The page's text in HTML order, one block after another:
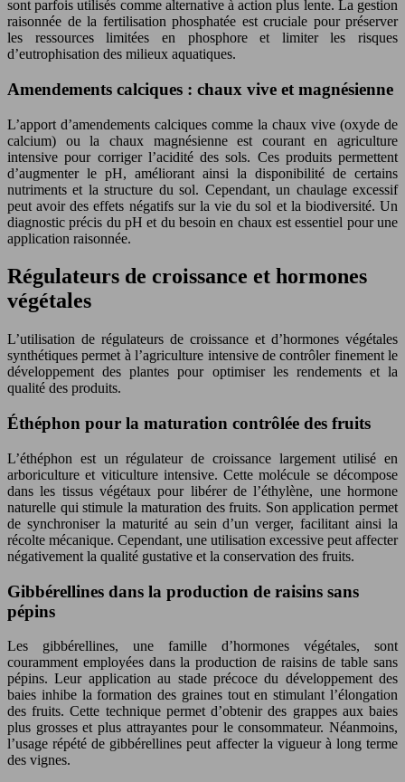
sont parfois utilisés comme alternative à action plus lente. La gestion
raisonnée de la fertilisation phosphatée est cruciale pour préserver
les ressources limitées en phosphore et limiter les risques
d’eutrophisation des milieux aquatiques.
Amendements calciques : chaux vive et magnésienne
L’apport d’amendements calciques comme la chaux vive (oxyde de
calcium) ou la chaux magnésienne est courant en agriculture
intensive pour corriger l’acidité des sols. Ces produits permettent
d’augmenter le pH, améliorant ainsi la disponibilité de certains
nutriments et la structure du sol. Cependant, un chaulage excessif
peut avoir des effets négatifs sur la vie du sol et la biodiversité. Un
diagnostic précis du pH et du besoin en chaux est essentiel pour une
application raisonnée.
Régulateurs de croissance et hormones
végétales
L’utilisation de régulateurs de croissance et d’hormones végétales
synthétiques permet à l’agriculture intensive de contrôler finement le
développement des plantes pour optimiser les rendements et la
qualité des produits.
Éthéphon pour la maturation contrôlée des fruits
L’éthéphon est un régulateur de croissance largement utilisé en
arboriculture et viticulture intensive. Cette molécule se décompose
dans les tissus végétaux pour libérer de l’éthylène, une hormone
naturelle qui stimule la maturation des fruits. Son application permet
de synchroniser la maturité au sein d’un verger, facilitant ainsi la
récolte mécanique. Cependant, une utilisation excessive peut affecter
négativement la qualité gustative et la conservation des fruits.
Gibbérellines dans la production de raisins sans
pépins
Les gibbérellines, une famille d’hormones végétales, sont
couramment employées dans la production de raisins de table sans
pépins. Leur application au stade précoce du développement des
baies inhibe la formation des graines tout en stimulant l’élongation
des fruits. Cette technique permet d’obtenir des grappes aux baies
plus grosses et plus attrayantes pour le consommateur. Néanmoins,
l’usage répété de gibbérellines peut affecter la vigueur à long terme
des vignes.